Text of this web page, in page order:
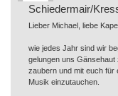
Schiedermair/
Lieber Michael, liebe
wie jedes Jahr sind wir
gelungen uns
zaubern und mit euch für
Musik einzutauchen.